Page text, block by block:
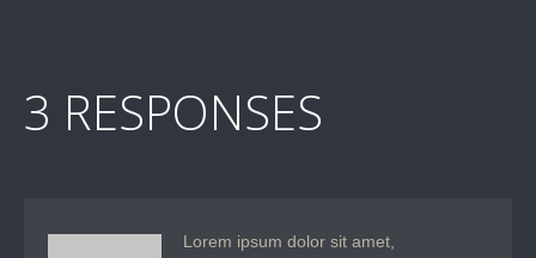
3 RESPONSES
Lorem ipsum dolor sit amet,